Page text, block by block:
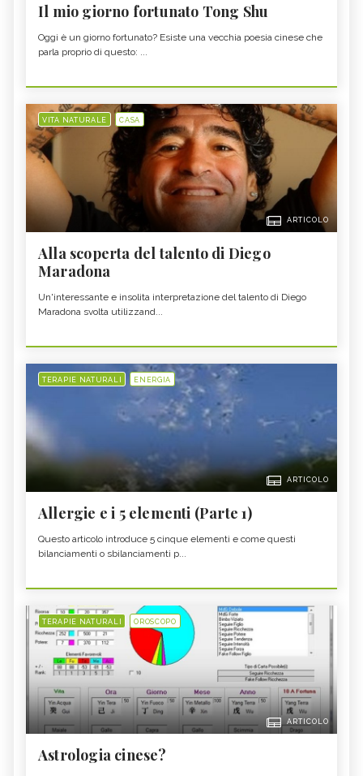
Il mio giorno fortunato Tong Shu
Oggi è un giorno fortunato? Esiste una vecchia poesia cinese che
parla proprio di questo: ...
VITA NATURALE CASA
ARTICOLO
Alla scoperta del talento di Diego
Maradona
Un'interessante e insolita interpretazione del talento di Diego
Maradona svolta utilizzand...
TERAPIE NATURALI ENERGIA
ARTICOLO
Allergie e i 5 elementi (Parte 1)
Questo articolo introduce 5 cinque elementi e come questi
bilanciamenti o sbilanciamenti p...
TERAPIE NATURALI OROSCOPO
ARTICOLO
Astrologia cinese?